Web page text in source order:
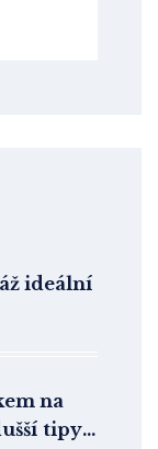
ideální
na
tipy,